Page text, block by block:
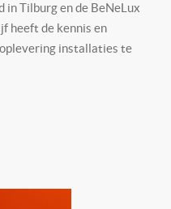
Tilburg en de BeNeLux
heeft de kennis en
installaties te
Aluminium B.V.